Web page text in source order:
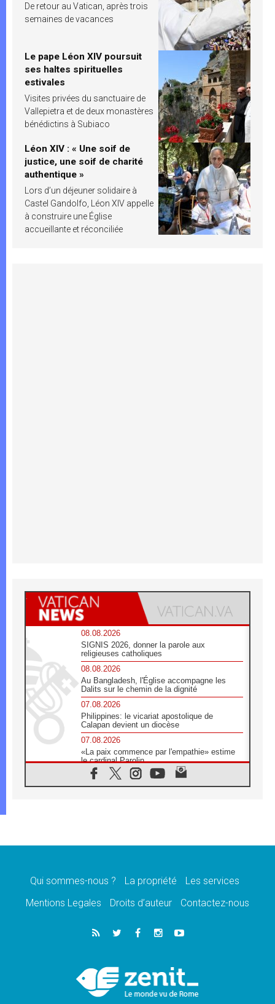
De retour au Vatican, après trois
semaines de vacances
Le pape Léon XIV poursuit
ses haltes spirituelles
estivales
Visites privées du sanctuaire de
Vallepietra et de deux monastères
bénédictins à Subiaco
Léon XIV : « Une soif de
justice, une soif de charité
authentique »
Lors d’un déjeuner solidaire à
Castel Gandolfo, Léon XIV appelle
à construire une Église
accueillante et réconciliée
08.08.2026
SIGNIS 2026, donner la parole aux
religieuses catholiques
08.08.2026
Au Bangladesh, l'Église accompagne les
Dalits sur le chemin de la dignité
07.08.2026
Philippines: le vicariat apostolique de
Calapan devient un diocèse
07.08.2026
«La paix commence par l'empathie» estime
le cardinal Parolin
07.08.2026
En Colombie, «la paix ne s'achète pas avec
07.08.2026
07.08.2026
en France
Cardinal Rossi: «La venue du Pape Léon en
Argentine est un hommage à François»
Hiroshima et Nagasaki, 81 ans après,
lancement des «dix jours de prière pour la
paix»
Qui sommes-nous ? La propriété
Les services
Mentions Legales
Droits d’auteur Contactez-nous